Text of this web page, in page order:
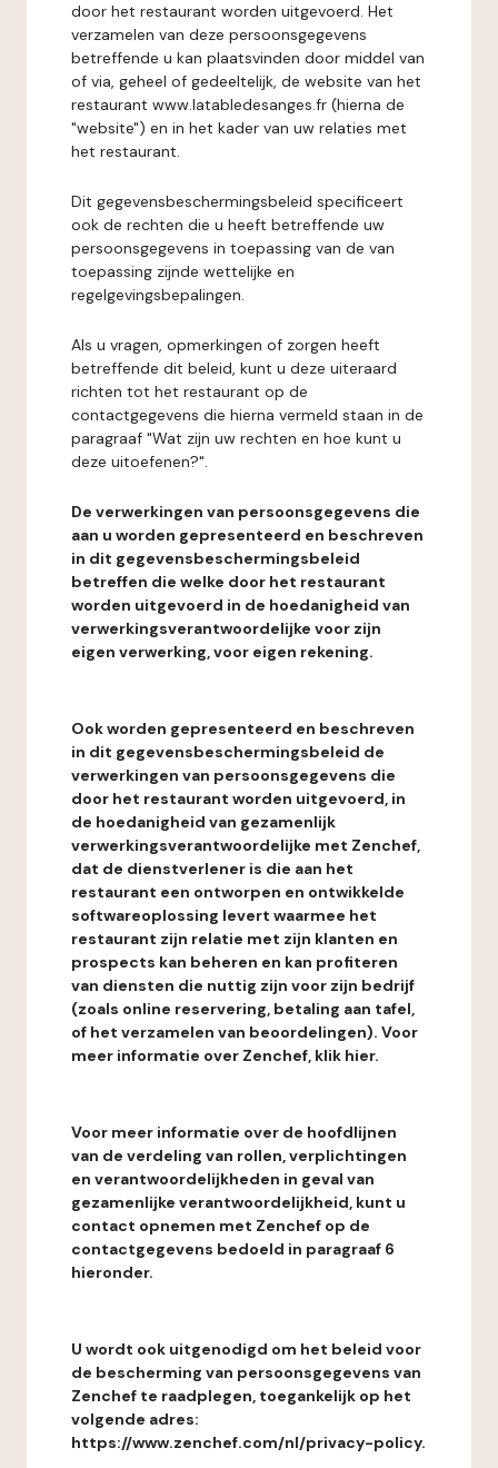
door het restaurant worden uitgevoerd. Het
verzamelen van deze persoonsgegevens
betreffende u kan plaatsvinden door middel van
of via, geheel of gedeeltelijk, de website van het
restaurant www.latabledesanges.fr (hierna de
"website") en in het kader van uw relaties met
het restaurant.
Dit gegevensbeschermingsbeleid specificeert
ook de rechten die u heeft betreffende uw
persoonsgegevens in toepassing van de van
toepassing zijnde wettelijke en
regelgevingsbepalingen.
Als u vragen, opmerkingen of zorgen heeft
betreffende dit beleid, kunt u deze uiteraard
richten tot het restaurant op de
contactgegevens die hierna vermeld staan in de
paragraaf "Wat zijn uw rechten en hoe kunt u
deze uitoefenen?".
De verwerkingen van persoonsgegevens die
aan u worden gepresenteerd en beschreven
in dit gegevensbeschermingsbeleid
betreffen die welke door het restaurant
worden uitgevoerd in de hoedanigheid van
verwerkingsverantwoordelijke voor zijn
eigen verwerking, voor eigen rekening.
Ook worden gepresenteerd en beschreven
in dit gegevensbeschermingsbeleid de
verwerkingen van persoonsgegevens die
door het restaurant worden uitgevoerd, in
de hoedanigheid van gezamenlijk
verwerkingsverantwoordelijke met Zenchef,
dat de dienstverlener is die aan het
restaurant een ontworpen en ontwikkelde
softwareoplossing levert waarmee het
restaurant zijn relatie met zijn klanten en
prospects kan beheren en kan profiteren
van diensten die nuttig zijn voor zijn bedrijf
(zoals online reservering, betaling aan tafel,
of het verzamelen van beoordelingen). Voor
meer informatie over Zenchef, klik hier.
Voor meer informatie over de hoofdlijnen
van de verdeling van rollen, verplichtingen
en verantwoordelijkheden in geval van
gezamenlijke verantwoordelijkheid, kunt u
contact opnemen met Zenchef op de
contactgegevens bedoeld in paragraaf 6
hieronder.
U wordt ook uitgenodigd om het beleid voor
de bescherming van persoonsgegevens van
Zenchef te raadplegen, toegankelijk op het
volgende adres:
https://www.zenchef.com/nl/privacy-policy.